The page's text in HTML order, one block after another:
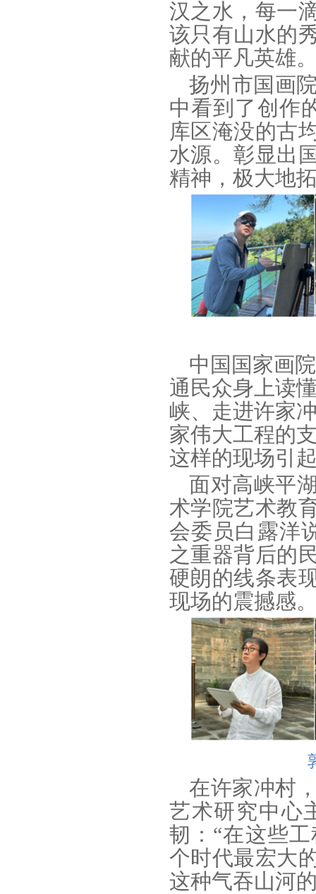
汉之水，每一
该只有山水的
献的平凡英雄
扬州市国画
中看到了创作
库区淹没的古
水源。彰显出
精神，极大地
中国国家画
通民众身上读
峡、走进许家
家伟大工程的
这样的现场引
面对高峡平
术学院艺术教
会委员白露洋
之重器背后的
硬朗的线条表
现场的震撼感
在许家冲村
艺术研究中心
韧：“在这些
个时代最宏大
这种气吞山河